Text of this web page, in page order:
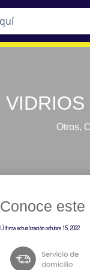
VIDRIOS
Otros,
Conoce este
Última actualizaciónoctubre 15, 2022